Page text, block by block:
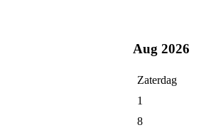
Aug 2026
Zaterdag
1
8